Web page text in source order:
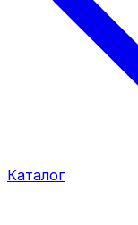
Каталог